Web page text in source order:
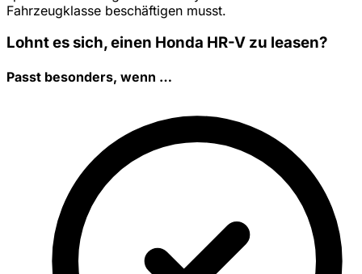
Fahrzeugklasse beschäftigen musst.
Lohnt es sich, einen Honda HR-V zu leasen?
Passt besonders, wenn …